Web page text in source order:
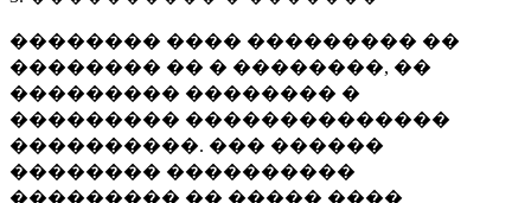
�������� ���� ��������� ��
�������� �� � ��������, ��
��������� �������� �
��������� ��������������
����������. ��� ������
�������� ����������
��������� �� ����� ����